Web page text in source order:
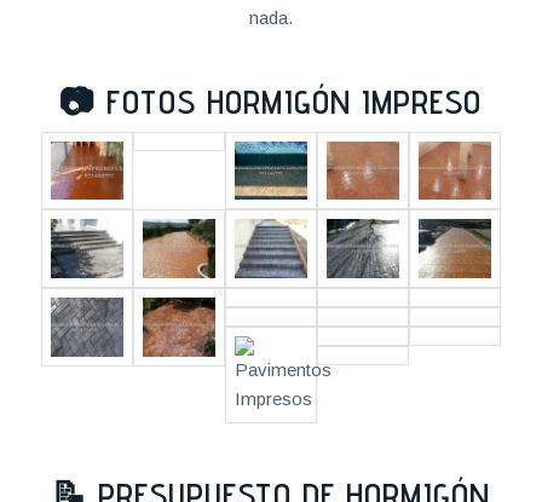
nada.
📷 FOTOS HORMIGÓN IMPRESO